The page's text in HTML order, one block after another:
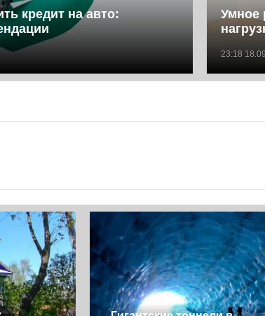
кредит на авто:
Умное
23:18